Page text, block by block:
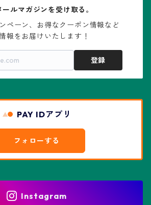
ルマガジンを受け取る。
ペーン、お得なクーポン情報など
報をお届けいたします！
登録
PAY IDアプリ
フォローする
Instagram